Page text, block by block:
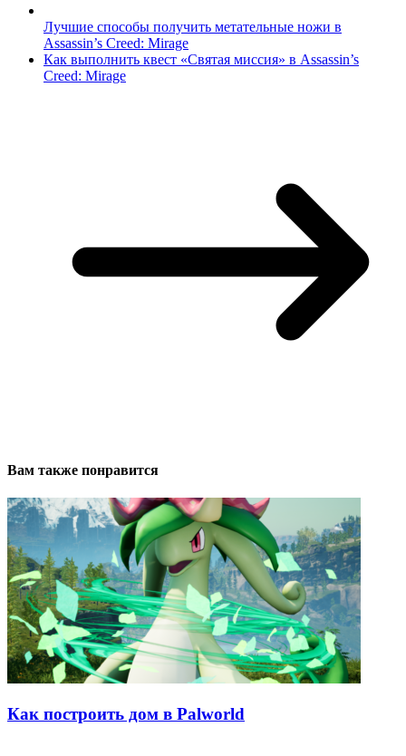
Лучшие способы получить метательные ножи в
Assassin’s Creed: Mirage
Как выполнить квест «Святая миссия» в Assassin’s
Creed: Mirage
Вам также понравится
Как построить дом в Palworld